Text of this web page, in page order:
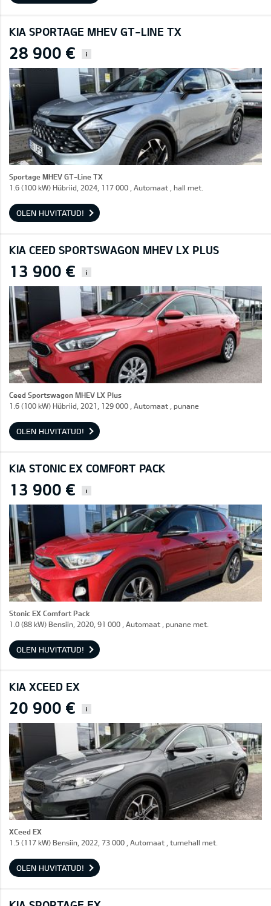
KIA SPORTAGE MHEV GT-LINE TX
28 900 € i
Sportage MHEV GT-Line TX
1.6 (100 kW) Hübriid, 2024, 117 000 , Automaat , hall met.
OLEN HUVITATUD!
KIA CEED SPORTSWAGON MHEV LX PLUS
13 900 € i
Ceed Sportswagon MHEV LX Plus
1.6 (100 kW) Hübriid, 2021, 129 000 , Automaat , punane
OLEN HUVITATUD!
KIA STONIC EX COMFORT PACK
13 900 € i
Stonic EX Comfort Pack
1.0 (88 kW) Bensiin, 2020, 91 000 , Automaat , punane met.
OLEN HUVITATUD!
KIA XCEED EX
20 900 € i
XCeed EX
1.5 (117 kW) Bensiin, 2022, 73 000 , Automaat , tumehall met.
OLEN HUVITATUD!